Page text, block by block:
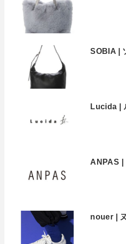
SOBIA |
Lucida |
ANPAS |
nouer |